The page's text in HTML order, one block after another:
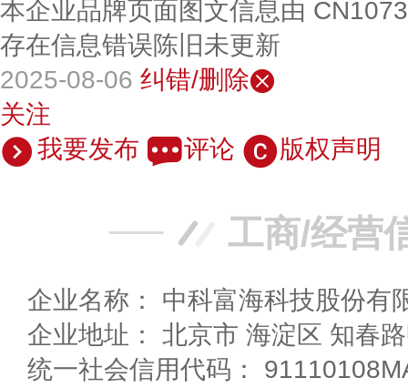
本企业品牌页面图文信息由
存在信息错误陈旧未更新
2025-08-06 纠错/删除
关注
我要发布
评论 版权声明
工商/经营
企业名称： 中科富海科技股份有
企业地址： 北京市 海淀区
统一社会信用代码：